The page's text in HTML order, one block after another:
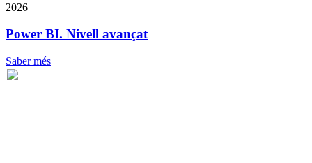
2026
Power BI. Nivell avançat
Saber més